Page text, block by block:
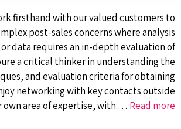
firsthand with our valued customers to
post-sales concerns where analysis
data requires an in-depth evaluation of
a critical thinker in understanding the
and evaluation criteria for obtaining
networking with key contacts outside
own area of expertise, with … Read more